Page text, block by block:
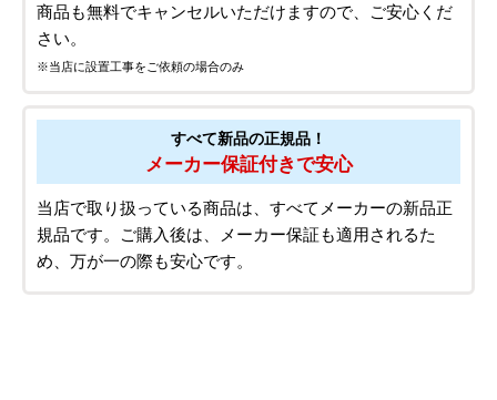
商品も無料でキャンセルいただけますので、ご安心くだ
さい。
※当店に設置工事をご依頼の場合のみ
すべて新品の正規品！
メーカー保証付きで安心
当店で取り扱っている商品は、すべてメーカーの新品正
規品です。ご購入後は、メーカー保証も適用されるた
め、万が一の際も安心です。